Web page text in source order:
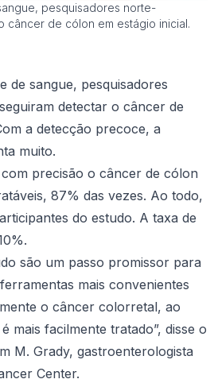
pesquisadores norte-
câncer de cólon em estágio inicial.
de sangue, pesquisadores
detectar o câncer de
a detecção precoce, a
muito.
precisão o câncer de cólon
87% das vezes. Ao todo,
do estudo. A taxa de
são um passo promissor para
mais convenientes
o câncer colorretal, ao
mais facilmente tratado”, disse o
M. Grady, gastroenterologista
Center.